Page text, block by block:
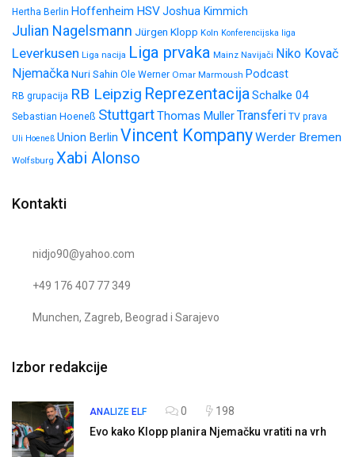
Hertha Berlin Hoffenheim HSVJoshua Kimmich
Julian Nagelsmann Jürgen Klopp Koln Konferencijska liga
Leverkusen Liga nacija Liga prvaka Mainz Navijači Niko Kovač
NjemačkaNuri Sahin Ole Werner Omar Marmoush Podcast
RB grupacija RB Leipzig ReprezentacijaSchalke 04
Sebastian Hoeneß StuttgartThomas MullerTransferi TV prava
Uli Hoeneß Union Berlin Vincent KompanyWerder Bremen
Wolfsburg Xabi Alonso
Kontakti
nidjo90@yahoo.com
+49 176 407 77 349
Munchen, Zagreb, Beograd i Sarajevo
Izbor redakcije
ANALIZE ELF 0
198
Evo kako Klopp planira Njemačku vratiti na vrh